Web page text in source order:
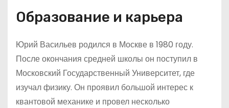
Образование и карьера
Юрий Васильев родился в Москве в 1980 году.
После окончания средней школы он поступил в
Московский Государственный Университет, где
изучал физику. Он проявил большой интерес к
квантовой механике и провел несколько